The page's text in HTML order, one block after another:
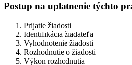
Postup na uplatnenie týchto
Prijatie žiadosti
Identifikácia žiadateľa
Vyhodnotenie žiadosti
Rozhodnutie o žiadosti
Výkon rozhodnutia